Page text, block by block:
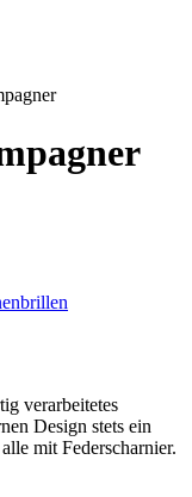
verarbeitetes
Design stets ein
mit Federscharnier.